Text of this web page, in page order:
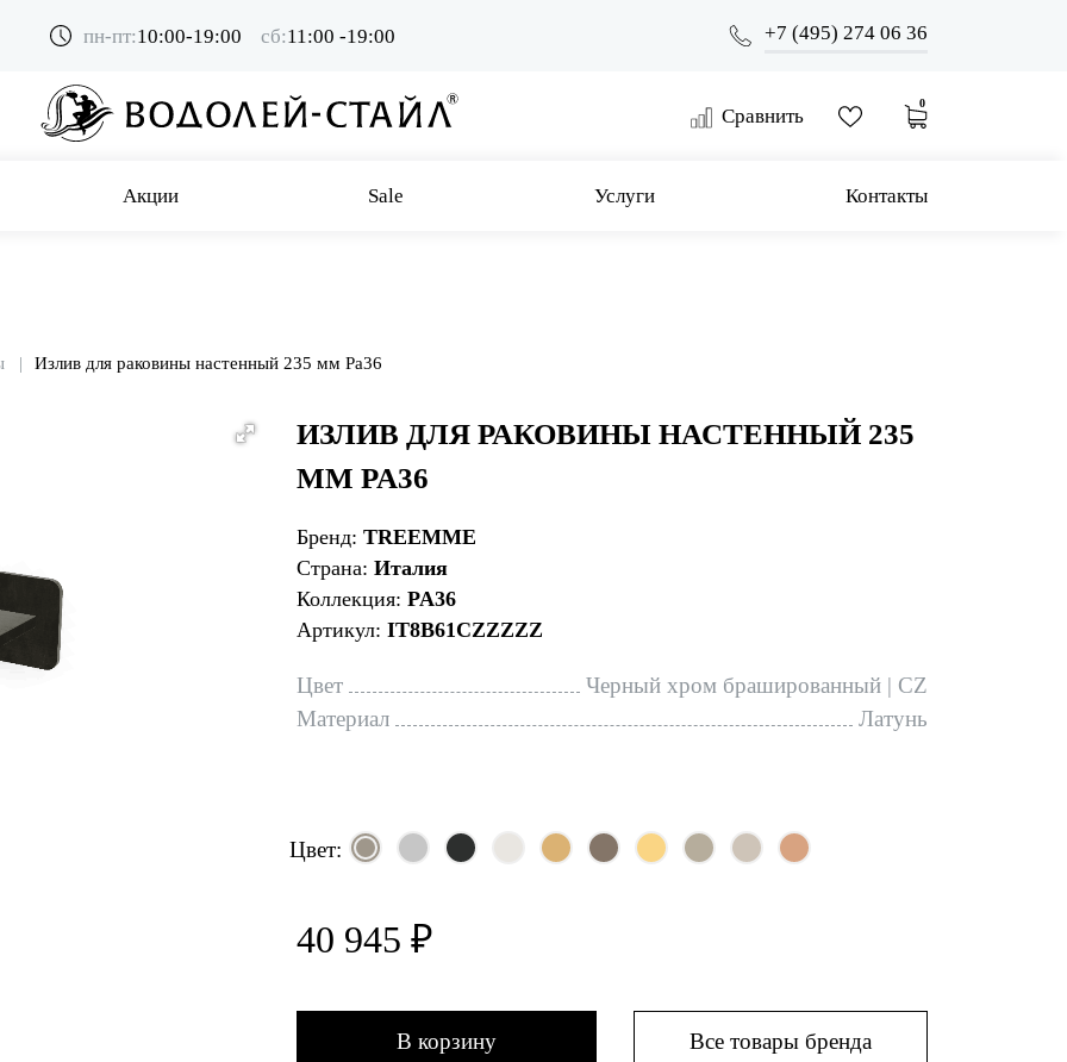
пн-пт:10:00-19:00 сб:11:00 -19:00 +7 (495) 274 06 36
Сравнить
0
Акции Sale Услуги Контакты
Излив для раковины настенный 235 мм Pa36
ИЗЛИВ ДЛЯ РАКОВИНЫ НАСТЕННЫЙ 235
ММ PA36
Бренд: TREEMME
Страна: Италия
Коллекция: PA36
Артикул: IT8B61CZZZZZ
Цвет
Черный хром брашированный | CZ
Материал
Латунь
Цвет:
40 945 ₽
В корзину Все товары бренда